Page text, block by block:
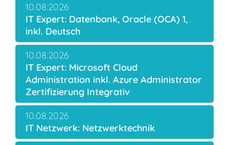
IT Expert: Datenbank, Oracle (OCA) 1,
inkl. Deutsch
10.08.2026
IT Expert: Microsoft Cloud
Administration inkl. Azure Administrator
Zertifizierung Integrativ
10.08.2026
IT Netzwerk: Netzwerktechnik
10.08.2026